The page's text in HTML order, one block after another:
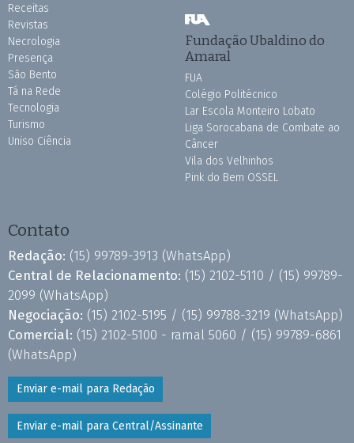
Receitas
Revistas
Necrologia
Presença
São Bento
Tá na Rede
Tecnologia
Turismo
Uniso Ciência
Fundação Ubaldino do
Amaral
FUA
Colégio Politécnico
Lar Escola Monteiro Lobato
Liga Sorocabana de Combate ao
Câncer
Vila dos Velhinhos
Pink do Bem OSSEL
Contato
Redação: (15) 99789-3913 (WhatsApp)
Central de Relacionamento: (15) 2102-5110 / (15) 99789-
2099 (WhatsApp)
Negociação: (15) 2102-5195 / (15) 99788-3219 (WhatsApp)
Comercial: (15) 2102-5100 - ramal 5060 / (15) 99789-6861
(WhatsApp)
Enviar e-mail para Redação
Enviar e-mail para Central/Assinante